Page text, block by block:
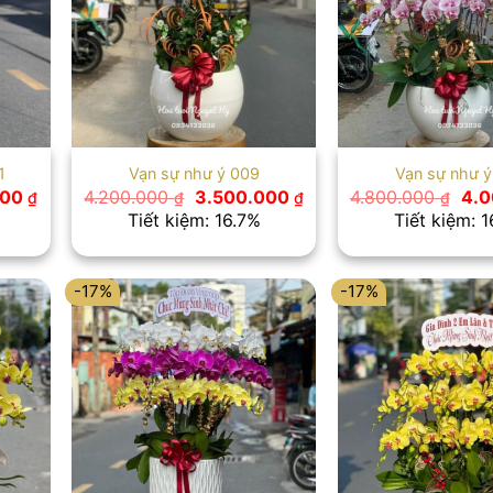
₫Giá
là:
3.750.000 ₫.
Vạn sự như ý 009
4.200.000₫
Giá
gốc
là:
3.500.000₫Giá
là:
3.500.000 ₫.
Tiết kiệm: 16.7%
Vạn sự như
4.800.000₫
Giá
gốc
là:
Tiết kiệm:
-17% -17%